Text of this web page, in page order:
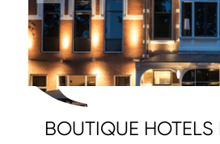
BOUTIQUE